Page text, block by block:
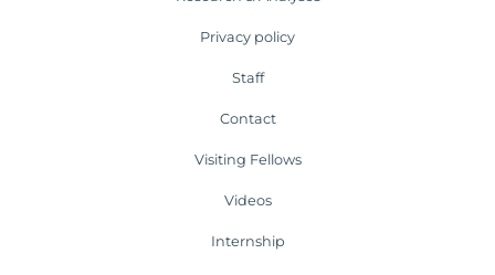
Privacy policy
Staff
Contact
Visiting Fellows
Videos
Internship